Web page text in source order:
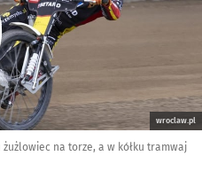
wroclaw.pl
na torze, a w kółku tramwaj